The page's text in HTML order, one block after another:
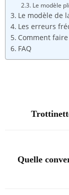
Le modèle
Le modèle de
Les erreurs
Comment
FAQ
Quelle